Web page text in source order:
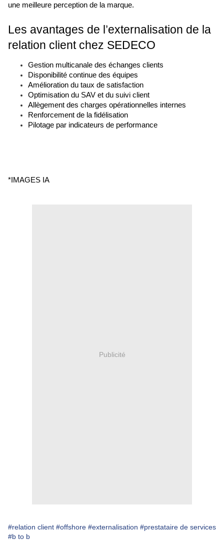
une meilleure perception de la marque.
Les avantages de l’externalisation de la
relation client chez SEDECO
Gestion multicanale des échanges clients
Disponibilité continue des équipes
Amélioration du taux de satisfaction
Optimisation du SAV et du suivi client
Allègement des charges opérationnelles internes
Renforcement de la fidélisation
Pilotage par indicateurs de performance
*IMAGES IA
Publicité
#relation client #offshore #externalisation #prestataire de services
#b to b